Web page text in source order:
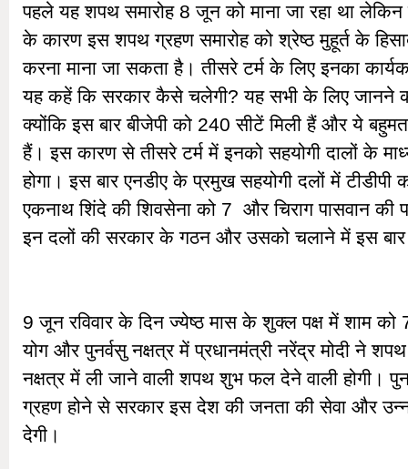
पहले यह शपथ समारोह 8 जून को माना जा रहा था
के कारण इस शपथ ग्रहण समारोह को श्रेष्ठ मुहूर्त के
करना माना जा सकता है। तीसरे टर्म के लिए इनका
यह कहें कि सरकार कैसे चलेगी? यह सभी के लिए जानने
क्योंकि इस बार बीजेपी को 240 सीटें मिली हैं और ये
हैं। इस कारण से तीसरे टर्म में इनको सहयोगी दालों के
होगा। इस बार एनडीए के प्रमुख सहयोगी दलों में
एकनाथ शिंदे की शिवसेना को 7 और चिराग पासवान की
इन दलों की सरकार के गठन और उसको चलाने में इस बार
9 जून रविवार के दिन ज्येष्ठ मास के शुक्ल पक्ष में शाम को
योग और पुनर्वसु नक्षत्र में प्रधानमंत्री नरेंद्र मोदी ने
नक्षत्र में ली जाने वाली शपथ शुभ फल देने वाली होगी।
ग्रहण होने से सरकार इस देश की जनता की सेवा और
देगी।